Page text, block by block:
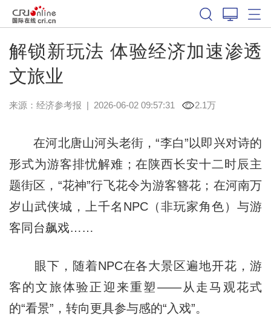
解锁新玩法 体验经济加速渗透
文旅业
来源： 经济参考报 | 2026-06-02 09:57:31 2.1万
在河北唐山河头老街，“李白”以即兴对诗的
形式为游客排忧解难；在陕西长安十二时辰主
题街区，“花神”行飞花令为游客簪花；在河南万
岁山武侠城，上千名NPC（非玩家角色）与游
客同台飙戏……
眼下，随着NPC在各大景区遍地开花，游
客的文旅体验正迎来重塑——从走马观花式
的“看景”，转向更具参与感的“入戏”。